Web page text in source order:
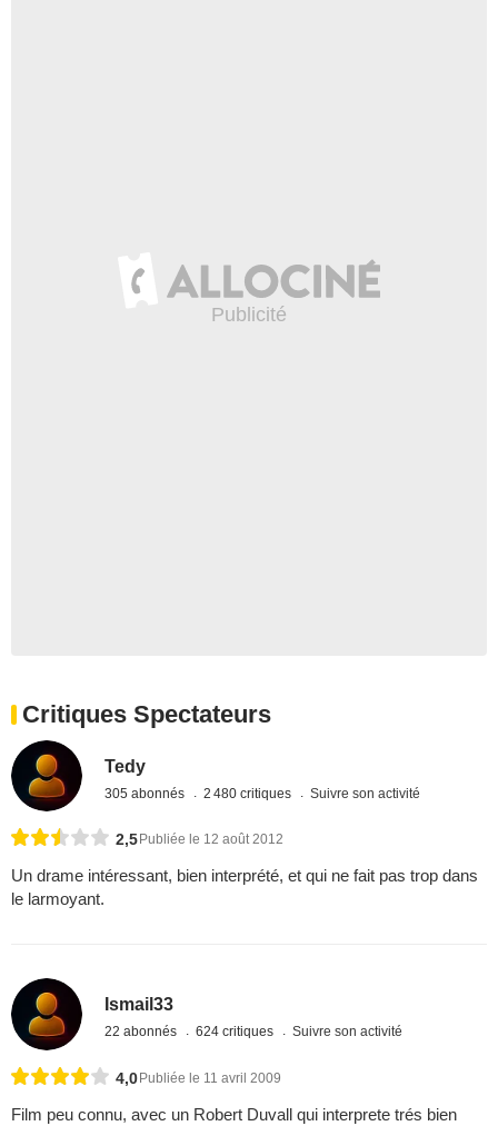
Critiques Spectateurs
Tedy
305 abonnés 2 480 critiques Suivre son activité
2,5 Publiée le 12 août 2012
Un drame intéressant, bien interprété, et qui ne fait pas trop dans
le larmoyant.
Ismail33
22 abonnés 624 critiques Suivre son activité
4,0Publiée le 11 avril 2009
Film peu connu, avec un Robert Duvall qui interprete trés bien